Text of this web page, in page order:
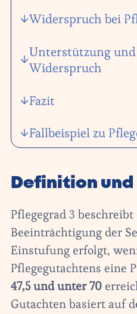
Widerspruch bei
Unterstützung
Widerspruch
Fazit
Fallbeispiel zu
Definition
Pflegegrad 3
Beeinträchtigung der
Einstufung erfolgt,
Pflegegutachtens eine
47,5 und unter 70
Gutachten basiert auf